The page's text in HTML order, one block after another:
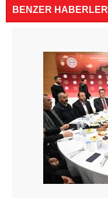
BENZER HABERLER